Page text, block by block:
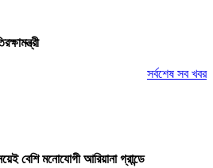
সর্বশেষ সব খবর
বেশি মনোযোগী আরিয়ানা গ্রান্ডে